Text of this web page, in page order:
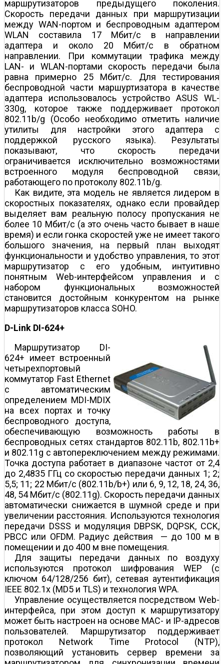
маршрутизаторов предыдущего поколения.
Скорость передачи данных при маршрутизации
между WAN-портом и беспроводным адаптером
WLAN составила 17 Мбит/c в направлении
адаптера и около 20 Мбит/с в обратном
направлении. При коммутации трафика между
LAN- и WLAN-портами скорость передачи была
равна примерно 25 Мбит/c. Для тестирования
беспроводной части маршуртизатора в качестве
адаптера использовалось устройство ASUS WL-
330g, которое также поддерживает протокол
802.11b/g (Особо необходимо отметить наличие
утилиты для настройки этого адаптера с
поддержкой русского языка). Результаты
показывают, что скорость передачи
ограничивается исключительно возможностями
встроенного модуля беспроводной связи,
работающего по протоколу 802.11b/g.
Как видите, эта модель не является лидером в
скоростных показателях, однако если провайдер
выделяет вам реальную полосу пропускания не
более 10 Мбит/с (а это очень часто бывает в наше
время) и если гонка скоростей уже не имеет такого
большого значения, на первый план выходят
функциональности и удобство управления, то этот
маршрутизатор с его удобным, интуитивно
понятным Web-интерфейсом управления и с
набором функциональных возможностей
становится достойным конкурентом на рынке
маршрутизаторов класса SOHO.
D-Link DI-624+
Маршрутизатор DI-
624+ имеет встроенный
четырехпортовый
коммутатор Fast Ethernet
с автоматическим
определением MDI-MDIX
на всех портах и точку
беспроводного доступа,
обеспечивающую возможность работы в
беспроводных сетях стандартов 802.11b, 802.11b+
и 802.11g с автопереключением между режимами.
Точка доступа работает в диапазоне частот от 2,4
до 2,4835 ГГц со скоростью передачи данных 1; 2;
5,5; 11; 22 Мбит/c (802.11b/b+) или 6, 9, 12, 18, 24, 36,
48, 54 Мбит/c (802.11g). Скорость передачи данных
автоматически снижается в шумной среде и при
увеличении расстояния. Используются технология
передачи DSSS и модуляция DBPSK, DQPSK, CCK,
PBCC или OFDM. Радиус действия — до 100 м в
помещении и до 400 м вне помещения.
Для защиты передачи данных по воздуху
используются протокол шифрования WEP (с
ключом 64/128/256 бит), сетевая аутентификация
IEEE 802.1x (MD5 и TLS) и технология WPA.
Управление осуществляется посредством Web-
интерфейса, при этом доступ к маршрутизатору
может быть настроен на основе МАС- и IP-адресов
пользователей. Маршрутизатор поддерживает
протокол Network Time Protocol (NTP),
позволяющий установить сервер времени за